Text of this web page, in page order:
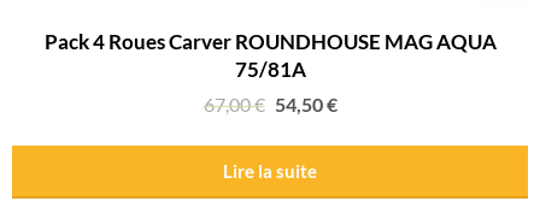
Pack 4 Roues Carver ROUNDHOUSE MAG AQUA
75/81A
67,00€ 54,50€
Lire la suite